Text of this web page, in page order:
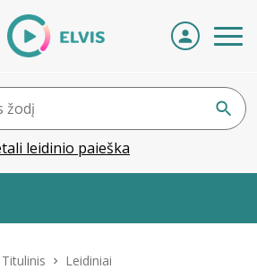
leidinio paieška
Titulinis Leidiniai